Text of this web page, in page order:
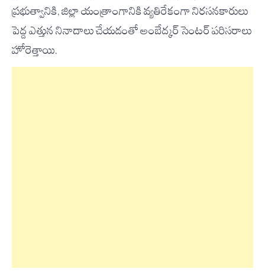
ప్రభుత్వానికి, జిల్లా యంత్రాంగానికి వ్యతిరేకంగా నిరసనకారులు
పెద్ద ఎత్తున నినాదాలు చేయడంతో అంబేద్కర్ సెంటర్ పరిసరాలు
హోరెత్తాయి.